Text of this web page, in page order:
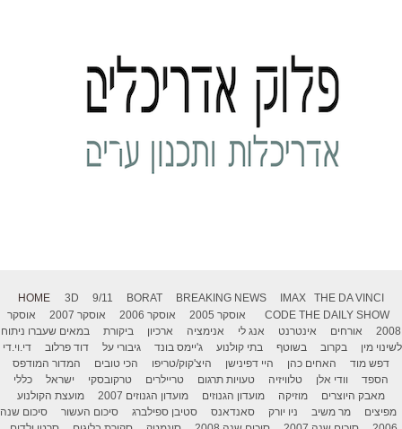
HOME 3D 9/11 BORAT BREAKING NEWS IMAX
THE DA VINCI
CODE THE DAILY SHOW אוסקר 2005 אוסקר 2006 אוסקר 2007
אוסקר
2008
אורחים אינטרנט אנג לי אנימציה ארכיון ביקורת
במאים שעברו ניתוח
לשינוי מין
בקרוב בשוטף בתי קולנוע ג'יימס בונד גיבורי על דוד פרלוב
די.וי.די
דפש מוד
האחים כהן היי דפינישן היצ'קוק/טריפו הכי טובים
המדור המודפס
הספד
וודי אלן טלוויזיה טעויות תרגום טריילרים טרקובסקי ישראל
כללי
מאבק היוצרים
מוזיקה מועדון הגנוזים מועדון הגנוזים 2007
מועצת הקולנוע
מפיצים
מר משיב ניו יורק סאנדאנס סטיבן ספילברג סיכום העשור
סיכום שנה